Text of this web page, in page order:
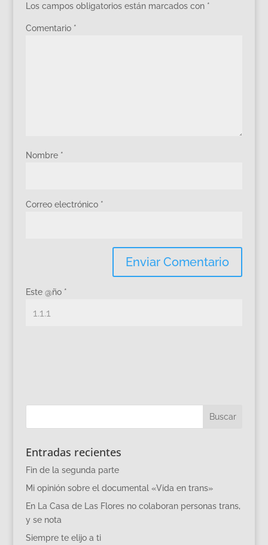
Los campos obligatorios están marcados con *
Comentario *
Nombre *
Correo electrónico *
Este @ño *
Entradas recientes
Fin de la segunda parte
Mi opinión sobre el documental «Vida en trans»
En La Casa de Las Flores no colaboran personas trans,
y se nota
Siempre te elijo a ti